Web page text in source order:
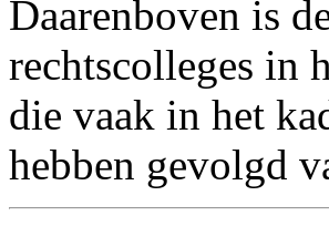
Daarenboven is
rechtscolleges in
die vaak in het
hebben gevolgd